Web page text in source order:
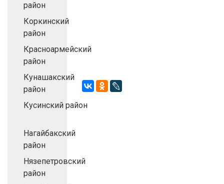
район
Коркинский
район
Красноармейский
район
Кунашакский
район
Кусинский район
Нагайбакский
район
Нязепетровский
район